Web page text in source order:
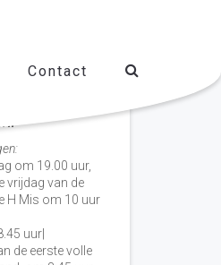
Contact
week
om 19.00 uur,
vrijdag van de
H Mis om 10 uur
uur|
de eerste volle